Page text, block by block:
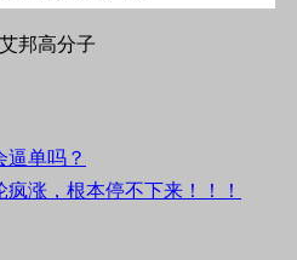
邦高分子
逼单吗？
涨，根本停不下来！！！